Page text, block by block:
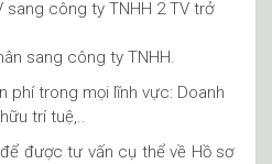
sang công ty TNHH 2 TV trở
sang công ty TNHH.
phí trong mọi lĩnh vực: Doanh
trí tuệ,..
để được tư vấn cụ thể về Hồ sơ